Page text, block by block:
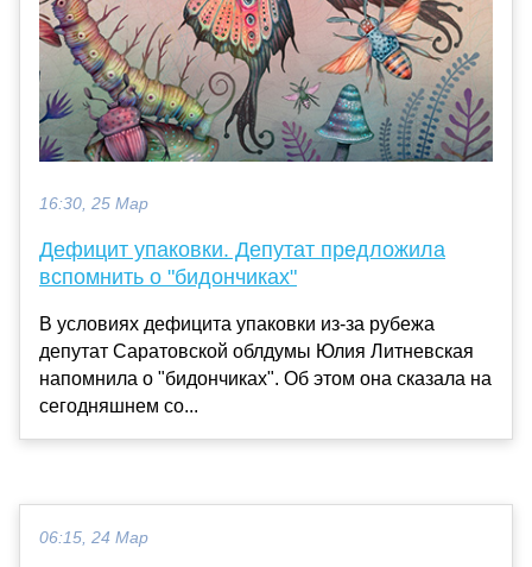
16:30, 25 Мар
Дефицит упаковки. Депутат предложила
вспомнить о "бидончиках"
В условиях дефицита упаковки из-за рубежа
депутат Саратовской облдумы Юлия Литневская
напомнила о "бидончиках". Об этом она сказала на
сегодняшнем со...
06:15, 24 Мар